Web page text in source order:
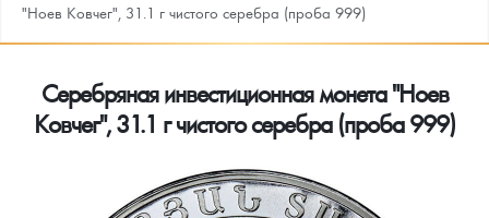
Каталог
Каталог Монет
Инвестиционные монеты
Монеты Россия и СССР
Памятные и старинные монеты
Инфо
Как сделать заказ
Подлинность монет
"Ноев Ковчег", 31.1 г чистого серебра (проба 999)
Серебряная инвестиционная монета "Ноев
Ковчег", 31.1 г чистого серебра (проба 999)